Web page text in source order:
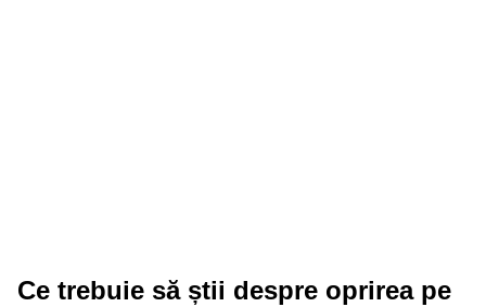
Ce trebuie să știi despre oprirea pe